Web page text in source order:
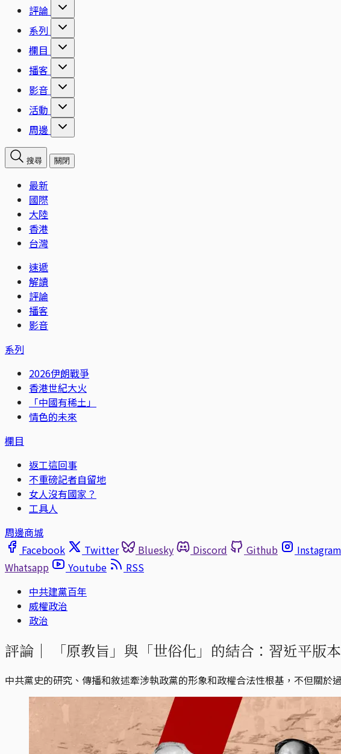
評論
系列
欄目
播客
影音
活動
周邊
搜尋 關閉
最新
國際
大陸
香港
台灣
速遞
解讀
評論
播客
影音
系列
2026伊朗戰爭
香港世紀大火
「中國有稀土」
情色的未來
欄目
返工這回事
不重磅記者自留地
女人沒有國家？
工具人
周邊商城
Facebook
Twitter Bluesky Discord Github Instagram
Whatsapp
Youtube
RSS
中共建黨百年
威權政治
政治
評論｜ 「原教旨」與「世俗化」的結合：習近平版
中共黨史的研究、傳播和敘述牽涉執政黨的形象和政權合法性根基，不但關於